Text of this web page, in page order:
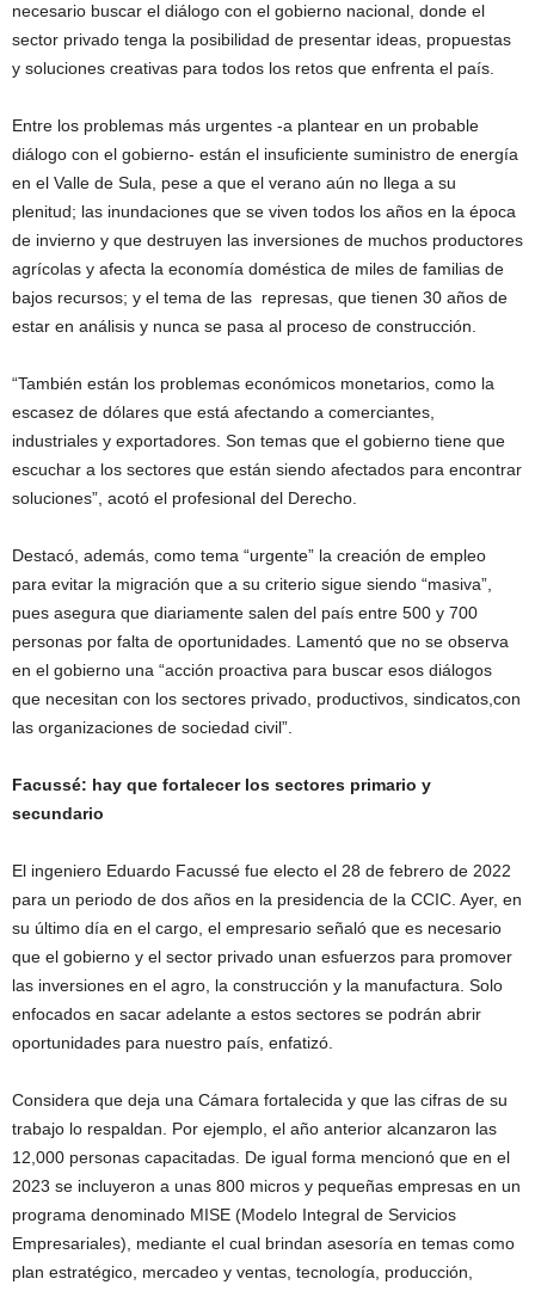
necesario buscar el diálogo con el gobierno nacional, donde el
sector privado tenga la posibilidad de presentar ideas, propuestas
y soluciones creativas para todos los retos que enfrenta el país.
Entre los problemas más urgentes -a plantear en un probable
diálogo con el gobierno- están el insuficiente suministro de energía
en el Valle de Sula, pese a que el verano aún no llega a su
plenitud; las inundaciones que se viven todos los años en la época
de invierno y que destruyen las inversiones de muchos productores
agrícolas y afecta la economía doméstica de miles de familias de
bajos recursos; y el tema de las represas, que tienen 30 años de
estar en análisis y nunca se pasa al proceso de construcción.
“También están los problemas económicos monetarios, como la
escasez de dólares que está afectando a comerciantes,
industriales y exportadores. Son temas que el gobierno tiene que
escuchar a los sectores que están siendo afectados para encontrar
soluciones”, acotó el profesional del Derecho.
Destacó, además, como tema “urgente” la creación de empleo
para evitar la migración que a su criterio sigue siendo “masiva”,
pues asegura que diariamente salen del país entre 500 y 700
personas por falta de oportunidades. Lamentó que no se observa
en el gobierno una “acción proactiva para buscar esos diálogos
que necesitan con los sectores privado, productivos, sindicatos,con
las organizaciones de sociedad civil”.
Facussé: hay que fortalecer los sectores primario y
secundario
El ingeniero Eduardo Facussé fue electo el 28 de febrero de 2022
para un periodo de dos años en la presidencia de la CCIC. Ayer, en
su último día en el cargo, el empresario señaló que es necesario
que el gobierno y el sector privado unan esfuerzos para promover
las inversiones en el agro, la construcción y la manufactura. Solo
enfocados en sacar adelante a estos sectores se podrán abrir
oportunidades para nuestro país, enfatizó.
Considera que deja una Cámara fortalecida y que las cifras de su
trabajo lo respaldan. Por ejemplo, el año anterior alcanzaron las
12,000 personas capacitadas. De igual forma mencionó que en el
2023 se incluyeron a unas 800 micros y pequeñas empresas en un
programa denominado MISE (Modelo Integral de Servicios
Empresariales), mediante el cual brindan asesoría en temas como
plan estratégico, mercadeo y ventas, tecnología, producción,